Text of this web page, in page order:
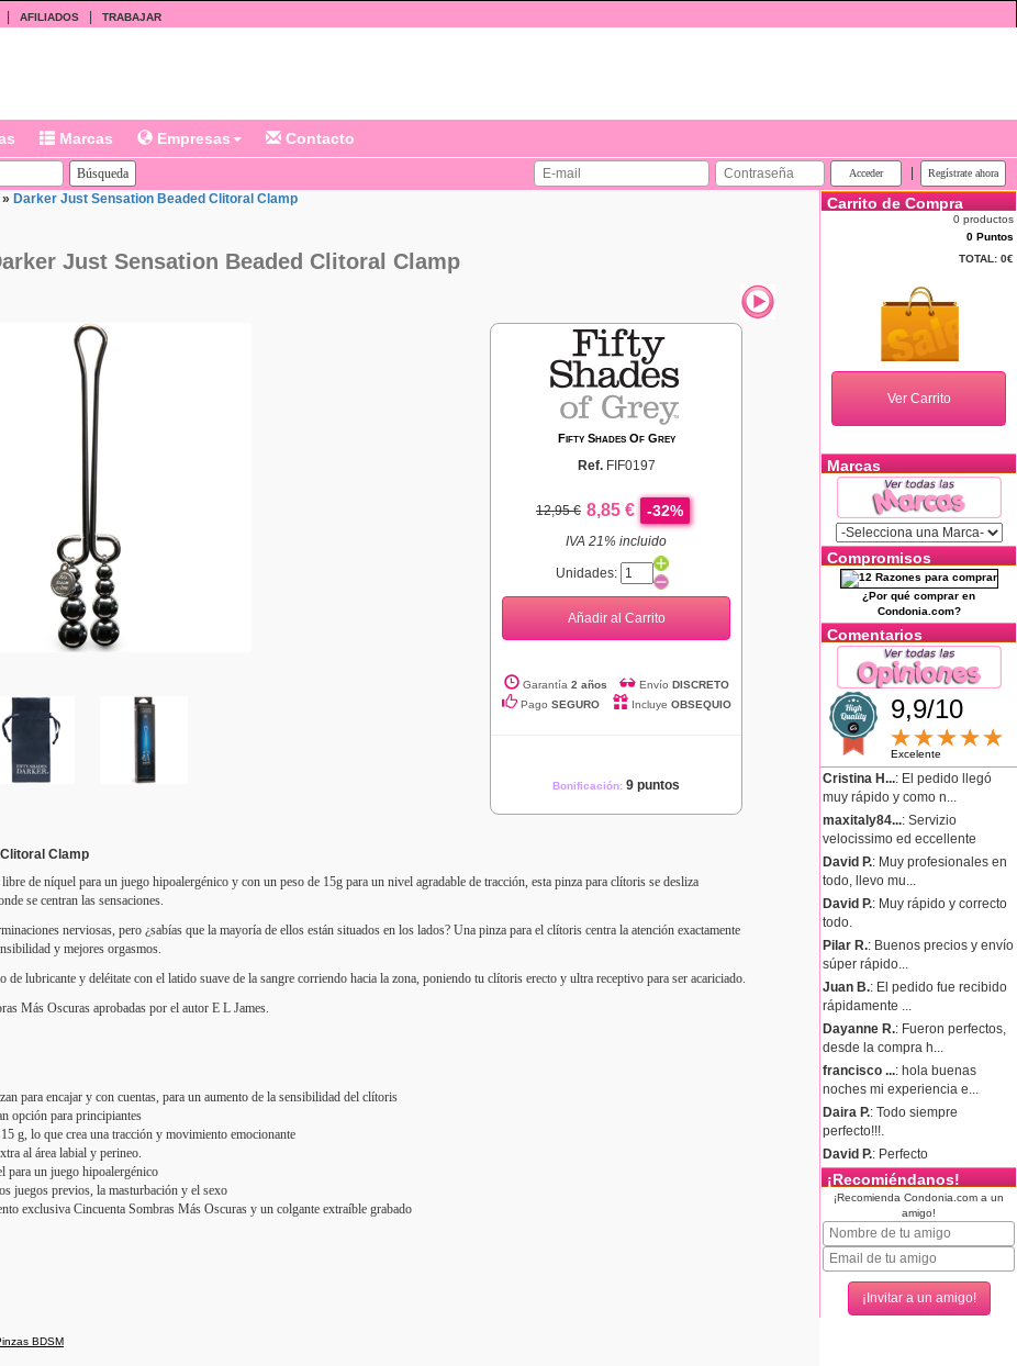
AFILIADOS TRABAJAR
Marcas Empresas Contacto
» Darker Just Sensation Beaded Clitoral Clamp
Just Sensation Beaded Clitoral Clamp
Fifty Shades Of Grey
Ref. FIF0197
12,95 € 8,85 € -32%
IVA 21% incluido
Unidades:
Añadir al Carrito
Garantía 2 años Envío DISCRETO
Pago SEGURO Incluye OBSEQUIO
Bonificación: 9 puntos
Clamp
de níquel para un juego hipoalergénico y con un peso de 15g para un nivel agradable de tracción, esta pinza para clítoris se desliza
se centran las sensaciones.
nerviosas, pero ¿sabías que la mayoría de ellos están situados en los lados? Una pinza para el clítoris centra la atención exactamente
y mejores orgasmos.
de lubricante y deléitate con el latido suave de la sangre corriendo hacia la zona, poniendo tu clítoris erecto y ultra receptivo para ser acariciado.
Más Oscuras aprobadas por el autor E L James.
para encajar y con cuentas, para un aumento de la sensibilidad del clítoris
opción para principiantes
g, lo que crea una tracción y movimiento emocionante
al área labial y perineo.
para un juego hipoalergénico
juegos previos, la masturbación y el sexo
exclusiva Cincuenta Sombras Más Oscuras y un colgante extraíble grabado
BDSM
Carrito de Compra
0 productos
0 Puntos
TOTAL: 0€
Marcas
Compromisos
¿Por qué comprar en
Condonia.com?
Comentarios
9,9/10
Excelente
Cristina H...: El pedido llegó
muy rápido y como n...
maxitaly84...: Servizio
velocissimo ed eccellente
David P.: Muy profesionales en
todo, llevo mu...
David P.: Muy rápido y correcto
todo.
Pilar R.: Buenos precios y envío
súper rápido...
Juan B.: El pedido fue recibido
rápidamente ...
Dayanne R.: Fueron perfectos,
desde la compra h...
francisco ...: hola buenas
noches mi experiencia e...
Daira P.: Todo siempre
perfecto!!!.
David P.: Perfecto
¡Recomiéndanos!
¡Recomienda Condonia.com a un
amigo!